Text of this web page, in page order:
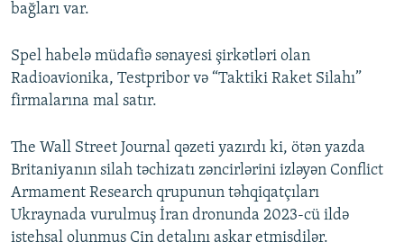
bağları var.
Spel habelə müdafiə sənayesi şirkətləri olan
Radioavionika, Testpribor və “Taktiki Raket Silahı”
firmalarına mal satır.
The Wall Street Journal qəzeti yazırdı ki, ötən yazda
Britaniyanın silah təchizatı zəncirlərini izləyən Conflict
Armament Research qrupunun təhqiqatçıları
Ukraynada vurulmuş İran dronunda 2023-cü ildə
istehsal olunmuş Çin detalını aşkar etmişdilər.